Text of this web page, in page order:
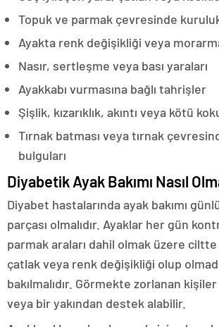
Topuk ve parmak çevresinde
Ayakta renk değişikliği veya
Nasır, sertleşme veya bası yaraları
Ayakkabı vurmasına bağlı tahrişler
Şişlik, kızarıklık, akıntı veya kötü
Tırnak batması veya tırnak
bulguları
Diyabetik Ayak Bakımı Nasıl
Diyabet hastalarında ayak bakımı
parçası olmalıdır. Ayaklar her gün
parmak araları dahil olmak üzere ciltte
çatlak veya renk değişikliği olup
bakılmalıdır. Görmekte zorlanan
veya bir yakından destek alabilir.